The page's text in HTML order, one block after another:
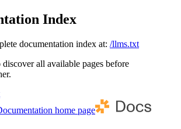
Index
documentation index at: /llms.txt
all available pages before
home page